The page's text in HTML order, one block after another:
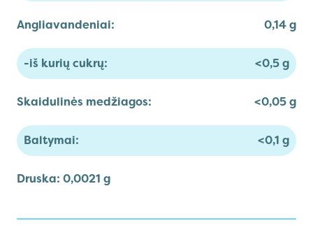
Angliavandeniai: 0,14 g
-iš kurių cukrų: <0,5 g
Skaidulinės medžiagos: <0,05 g
Baltymai: <0,1 g
Druska: 0,0021 g